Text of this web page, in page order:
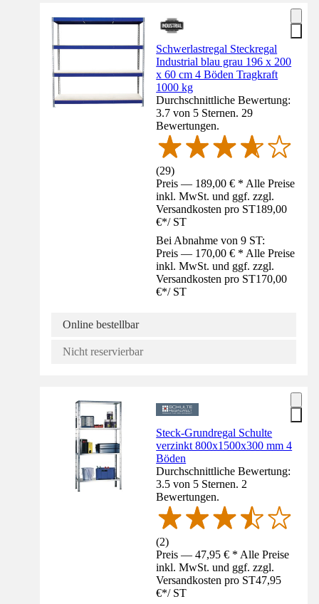
Schwerlastregal Steckregal
Industrial blau grau 196 x 200
x 60 cm 4 Böden Tragkraft
1000 kg
Durchschnittliche Bewertung:
3.7 von 5 Sternen. 29
Bewertungen.
(29)
Preis — 189,00 € * Alle Preise
inkl. MwSt. und ggf. zzgl.
Versandkosten pro ST189,00
€*/ ST
Bei Abnahme von 9 ST:
Preis — 170,00 € * Alle Preise
inkl. MwSt. und ggf. zzgl.
Versandkosten pro ST170,00
€*/ ST
Online bestellbar
Nicht reservierbar
Steck-Grundregal Schulte
verzinkt 800x1500x300 mm 4
Böden
Durchschnittliche Bewertung:
3.5 von 5 Sternen. 2
Bewertungen.
(2)
Preis — 47,95 € * Alle Preise
inkl. MwSt. und ggf. zzgl.
Versandkosten pro ST47,95
€*/ ST